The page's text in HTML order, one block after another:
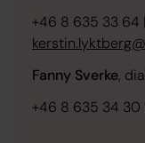
+46 8 635 33 64 |
Fanny Sverke,
+46 8 635 34 30 I